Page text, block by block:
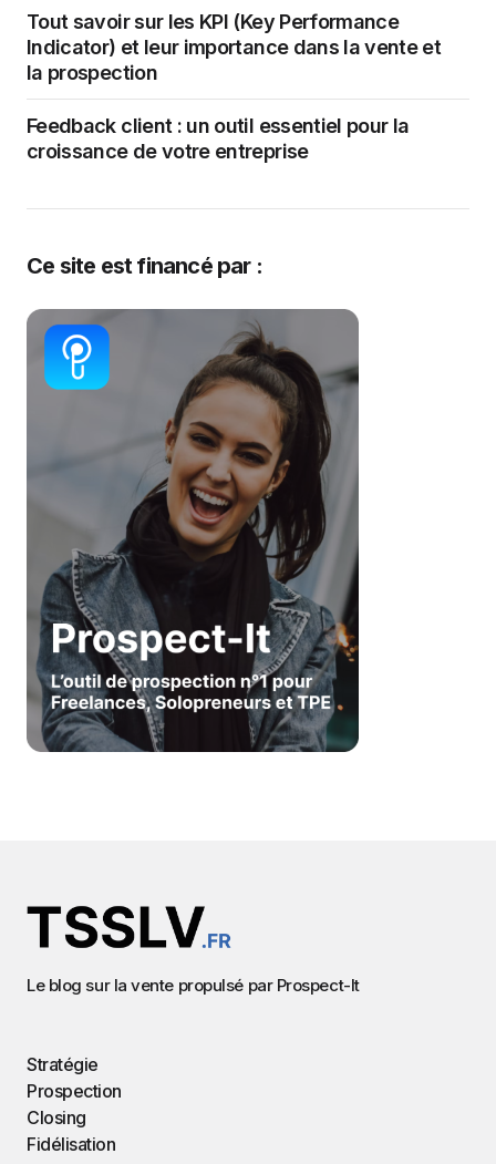
Tout savoir sur les KPI (Key Performance
Indicator) et leur importance dans la vente et
la prospection
Feedback client : un outil essentiel pour la
croissance de votre entreprise
Ce site est financé par :
Le blog sur la vente propulsé par Prospect-It
Stratégie
Prospection
Closing
Fidélisation